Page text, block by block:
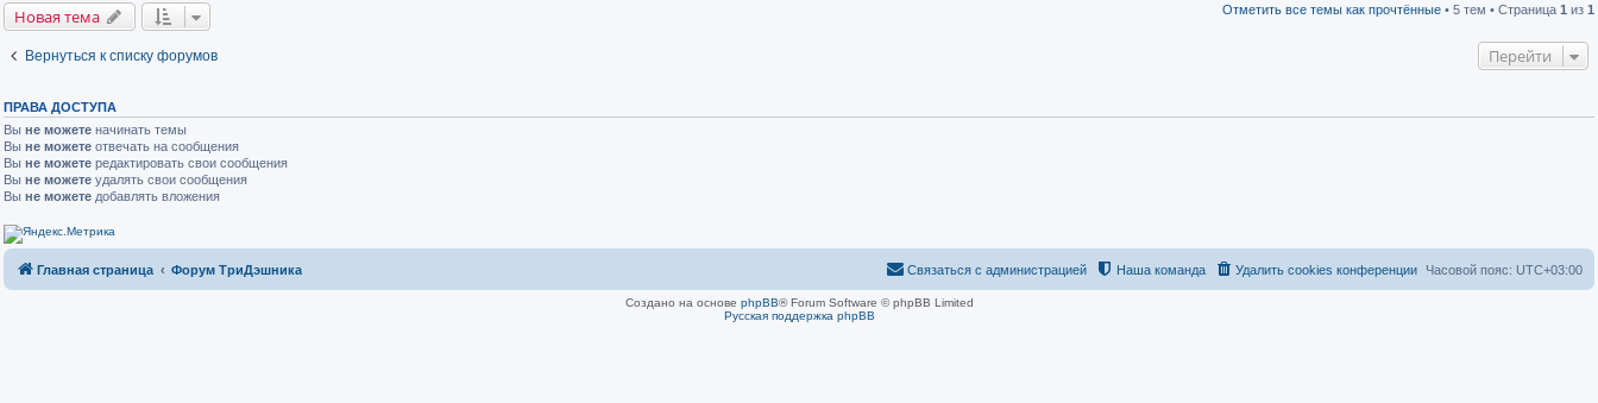
Новая тема Отметить все темы как прочтённые • 5 тем • Страница 1 из 1
Вернуться к списку форумов Перейти
ПРАВА ДОСТУПА
Вы не можете начинать темы
Вы не можете отвечать на сообщения
Вы не можете редактировать свои сообщения
Вы не можете удалять свои сообщения
Вы не можете добавлять вложения
Главная страница Форум ТриДэшника Часовой пояс: UTC+03:00
Удалить cookies конференции
Наша команда
Связаться с администрацией
Создано на основе phpBB® Forum Software © phpBB Limited
Русская поддержка phpBB